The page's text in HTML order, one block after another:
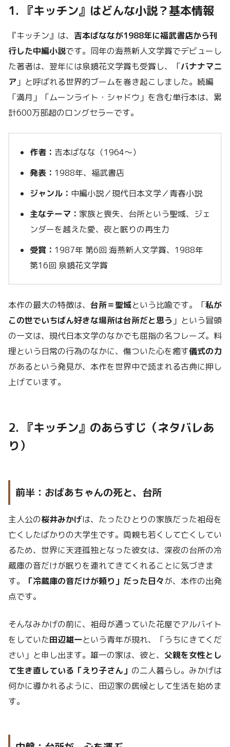
1. 『キッチン』はどんな小説？基本情報
『キッチン』は、 吉本ばななが1988年に福武書店から刊
行した中編小説です。同年の海燕新人文学賞でデビューし
た著者は、翌年には泉鏡花文学賞も受賞し、「バナナマニ
ア 」と呼ばれる世界的ブームを巻き起こしました。続編
「満月」「ムーンライト・シャドウ」を含む単行本は、累
計600万部超のロングセラーです。
作者： 吉本ばなな（1964〜）
発表： 1988年、福武書店
ジャンル： 中編小説／現代日本文学／青春小説
主なテーマ： 家族と喪失、台所という聖域、ジェ
ンダーを越えた愛、夜と眠りの再生力
受賞： 1987年 第6回 海燕新人文学賞、1988年
第16回 泉鏡花文学賞
本作の最大の特徴は、 台所＝聖域という比喩です。「私が
この世でいちばん好きな場所は台所だと思う 」という冒頭
の一文は、現代日本文学のなかでも屈指の名フレーズ。料
理という日常の行為のなかに、傷ついた心を癒す儀式の力
があるという発見が、本作を世界中で読まれる古典に押し
上げています。
2. 『キッチン』のあらすじ（ネタバレあ
り）
前半：おばあちゃんの死と、台所
主人公の桜井みかげは、たったひとりの家族だった祖母を
亡くしたばかりの大学生です。両親も若くして亡くしてい
るため、世界に天涯孤独となった彼女は、深夜の台所の冷
蔵庫の音だけが眠りを連れてきてくれることに気づきま
す。
「冷蔵庫の音だけが頼り」だった日々が、本作の出発
点です。
そんなみかげの前に、祖母が通っていた花屋でアルバイト
をしていた田辺雄一という青年が現れ、「うちにきてくだ
さい」と申し出ます。雄一の家は、彼と、 父親を女性とし
て生き直している「えり子さん」 の二人暮らし。みかげは
何かに導かれるように、田辺家の居候として生活を始めま
す。